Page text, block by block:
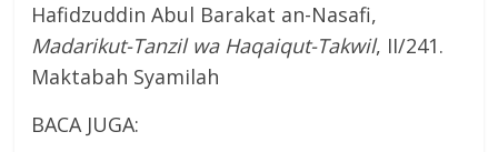
Hafidzuddin Abul Barakat an-Nasafi,
Madarikut-Tanzil wa Haqaiqut-Takwil, II/241.
Maktabah Syamilah
BACA JUGA: